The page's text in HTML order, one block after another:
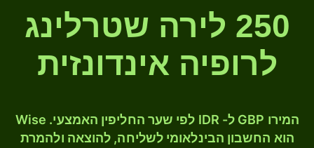
250 לירה שטרלינג
לרופיה אינדונזית
המירו GBP ל- IDR לפי שער החליפין האמצעי. Wise
הוא החשבון הבינלאומי לשליחה, להוצאה ולהמרת